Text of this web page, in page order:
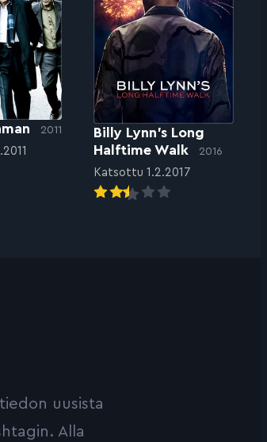
2011
Billy Lynn’s Long
Halftime Walk
2016
Katsottu 1.2.2017
uusista
Alla